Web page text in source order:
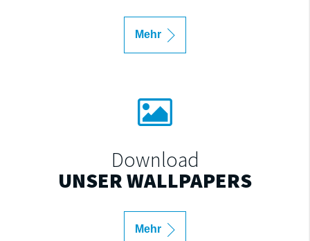
Mehr
Download
UNSER WALLPAPERS
Mehr